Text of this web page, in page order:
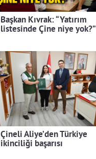
Başkan Kıvrak: “Yatırım
listesinde Çine niye yok?”
Çineli Aliye’den Türkiye
ikinciliği başarısı